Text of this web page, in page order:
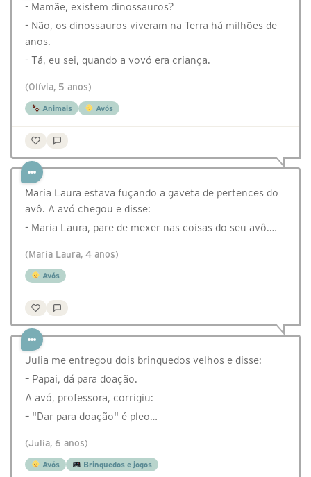
- Mamãe, existem dinossauros?
- Não, os dinossauros viveram na Terra há milhões de
anos.
- Tá, eu sei, quando a vovó era criança.
(Olívia, 5 anos)
Animais Avós
Maria Laura estava fuçando a gaveta de pertences do
avô. A avó chegou e disse:
- Maria Laura, pare de mexer nas coisas do seu avô.…
(Maria Laura, 4 anos)
Avós
Julia me entregou dois brinquedos velhos e disse:
– Papai, dá para doação.
A avó, professora, corrigiu:
– "Dar para doação" é pleo…
(Julia, 6 anos)
Avós Brinquedos e jogos